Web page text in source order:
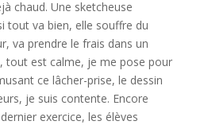
chaud. Une sketcheuse
tout va bien, elle souffre du
va prendre le frais dans un
tout est calme, je me pose pour
ce lâcher-prise, le dessin
je suis contente. Encore
exercice, les élèves